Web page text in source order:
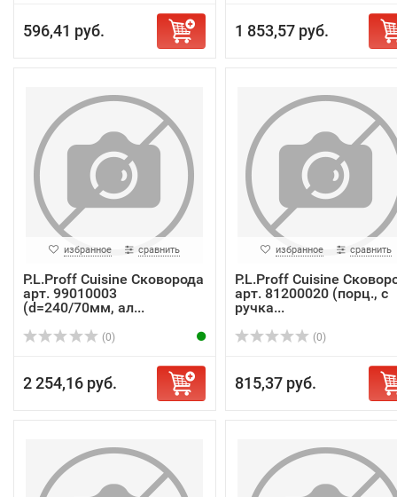
596,41 руб. 1 853,57 руб.
избранное сравнить
P.L.Proff Cuisine Сковорода
арт. 99010003
(d=240/70мм, ал...
(0)
2 254,16 руб.
избранное сравнить
P.L.Proff Cuisine
арт. 81200020 (порц., с
ручка...
(0)
815,37 руб.